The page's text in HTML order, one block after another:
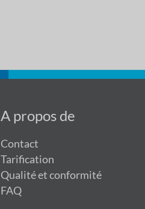
A propos de
Contact
Tarification
Qualité et conformité
FAQ